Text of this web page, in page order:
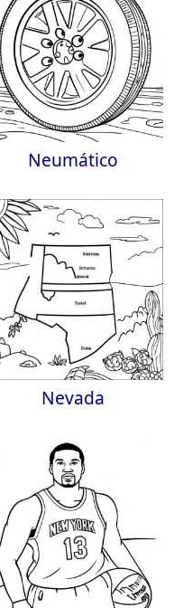
Neumático
Nevada